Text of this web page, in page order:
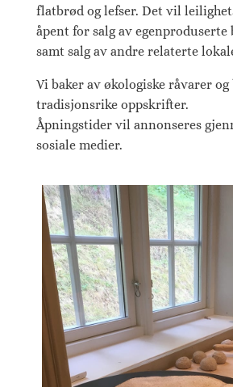
flatbrød og lefser. Det vil
åpent for salg av egenproduserte
samt salg av andre relaterte
Vi baker av økologiske råvarer
tradisjonsrike oppskrifter.
Åpningstider vil annonseres
sosiale medier.